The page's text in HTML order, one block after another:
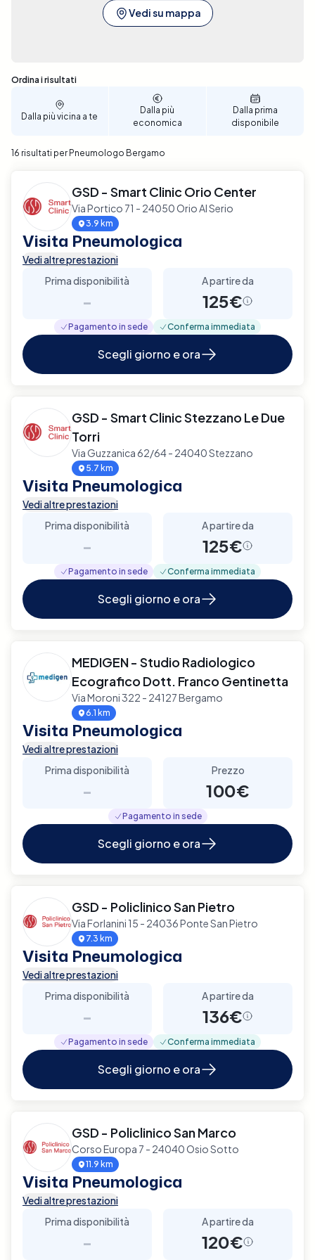
Vedi su mappa
Sono stati trovati 16 risultati
Ordina i risultati
Dalla più vicina a te
Dalla più
economica
Dalla prima
disponibile
16 risultati per Pneumologo Bergamo
GSD - Smart Clinic Orio Center
Via Portico 71 - 24050 Orio Al Serio
3.9 km
Visita Pneumologica
Vedi altre prestazioni
Prima disponibilità
-
A partire da
125€
Pagamento in sede Conferma immediata
Scegli giorno e ora
GSD - Smart Clinic Stezzano Le Due
Torri
Via Guzzanica 62/64 - 24040 Stezzano
5.7 km
Visita Pneumologica
Vedi altre prestazioni
Prima disponibilità
-
A partire da
125€
Pagamento in sede Conferma immediata
Scegli giorno e ora
MEDIGEN - Studio Radiologico
Ecografico Dott. Franco Gentinetta
Via Moroni 322 - 24127 Bergamo
6.1 km
Visita Pneumologica
Vedi altre prestazioni
Prima disponibilità
-
Prezzo
100€
Pagamento in sede
Scegli giorno e ora
GSD - Policlinico San Pietro
Via Forlanini 15 - 24036 Ponte San Pietro
7.3 km
Visita Pneumologica
Vedi altre prestazioni
Prima disponibilità
-
A partire da
136€
Pagamento in sede Conferma immediata
Scegli giorno e ora
GSD - Policlinico San Marco
Corso Europa 7 - 24040 Osio Sotto
11.9 km
Visita Pneumologica
Vedi altre prestazioni
Prima disponibilità
-
A partire da
120€